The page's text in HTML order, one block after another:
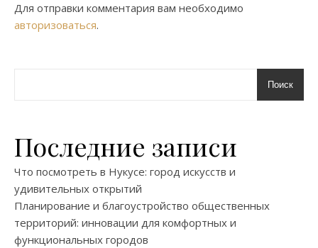
Для отправки комментария вам необходимо
авторизоваться.
Поиск
Последние записи
Что посмотреть в Нукусе: город искусств и
удивительных открытий
Планирование и благоустройство общественных
территорий: инновации для комфортных и
функциональных городов